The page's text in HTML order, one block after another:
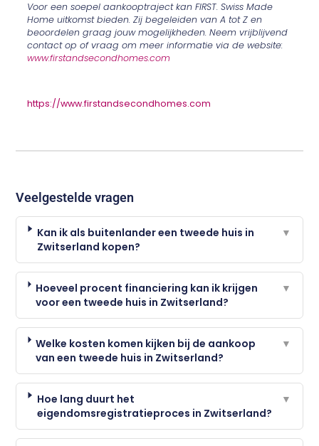
Voor een soepel aankooptraject kan FIRST. Swiss Made
Home uitkomst bieden. Zij begeleiden van A tot Z en
beoordelen graag jouw mogelijkheden. Neem vrijblijvend
contact op of vraag om meer informatie via de website:
www.firstandsecondhomes.com
https://www.firstandsecondhomes.com
Veelgestelde vragen
Kan ik als buitenlander een tweede huis in
Zwitserland kopen?
▼
Hoeveel procent financiering kan ik krijgen
voor een tweede huis in Zwitserland?
▼
Welke kosten komen kijken bij de aankoop
van een tweede huis in Zwitserland?
▼
Hoe lang duurt het
eigendomsregistratieproces in Zwitserland?
▼